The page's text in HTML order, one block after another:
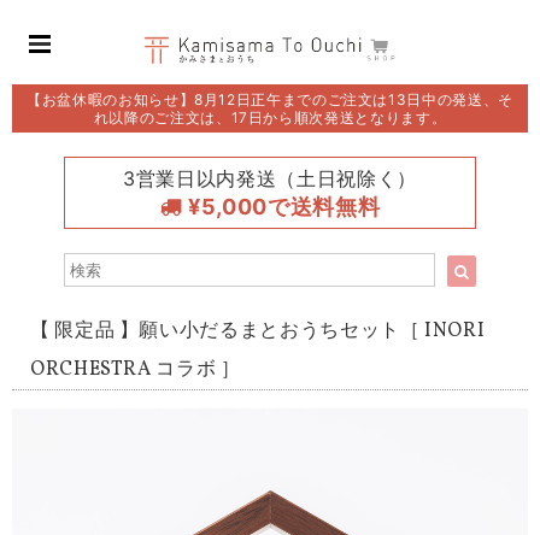
【お盆休暇のお知らせ】8月12日正午までのご注文は13日中の発送、そ
れ以降のご注文は、17日から順次発送となります。
3営業日以内発送（土日祝除く）
¥5,000で送料無料
【 限定品 】願い小だるまとおうちセット［ INORI
ORCHESTRA コラボ ］